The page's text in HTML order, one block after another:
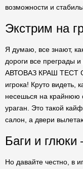
возможности и
Экстрим на
Я думаю, все знают,
дороги все преграды и
АВТОВАЗ КРАШ ТЕСТ
игрока! Круто видеть,
несешься на крайнюю
ураган. Это такой
салон, а двери
Баги и
Но давайте честно, в